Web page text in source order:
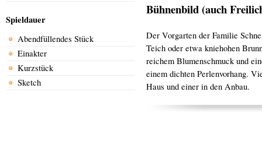
Spieldauer
Abendfüllendes Stück
Einakter
Kurzstück
Sketch
Bühnenbild (auch
Der Vorgarten der Familie
Teich oder etwa kniehohen
reichem Blumenschmuck und
einem dichten Perlenvorhang.
Haus und einer in den Anbau.